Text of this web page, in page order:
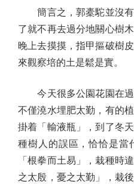
簡言之，郭橐駝並沒有
了就不再去過分地關心樹
晚上去摸摸，指甲摳破樹
來觀察培的土是鬆是實。
今天很多公園花園在過
不僅澆水埋肥太勤，有的
掛着「輸液瓶」，到了冬
種樹人的誤區，恰恰是當
「根拳而土易」，栽種時
之太殷，憂之太勤」，栽